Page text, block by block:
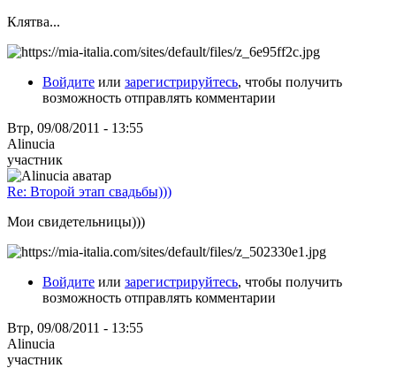
Клятва...
Войдите или зарегистрируйтесь, чтобы получить
возможность отправлять комментарии
Втр, 09/08/2011 - 13:55
Alinucia
участник
Re: Второй этап свадьбы)))
Мои свидетельницы)))
Войдите или зарегистрируйтесь, чтобы получить
возможность отправлять комментарии
Втр, 09/08/2011 - 13:55
Alinucia
участник